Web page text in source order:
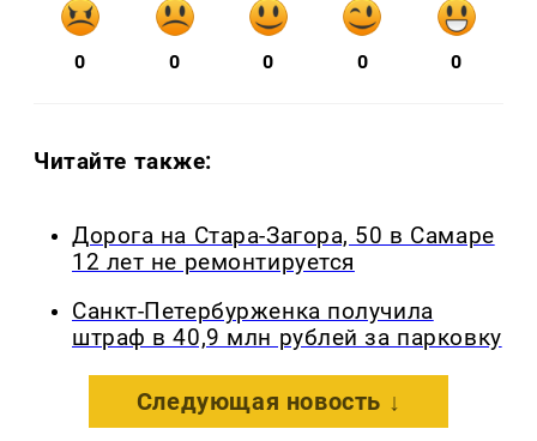
0 0 0 0 0
Читайте также:
Дорога на Стара-Загора, 50 в Самаре
12 лет не ремонтируется
Санкт-Петербурженка получила
штраф в 40,9 млн рублей за парковку
Следующая новость ↓